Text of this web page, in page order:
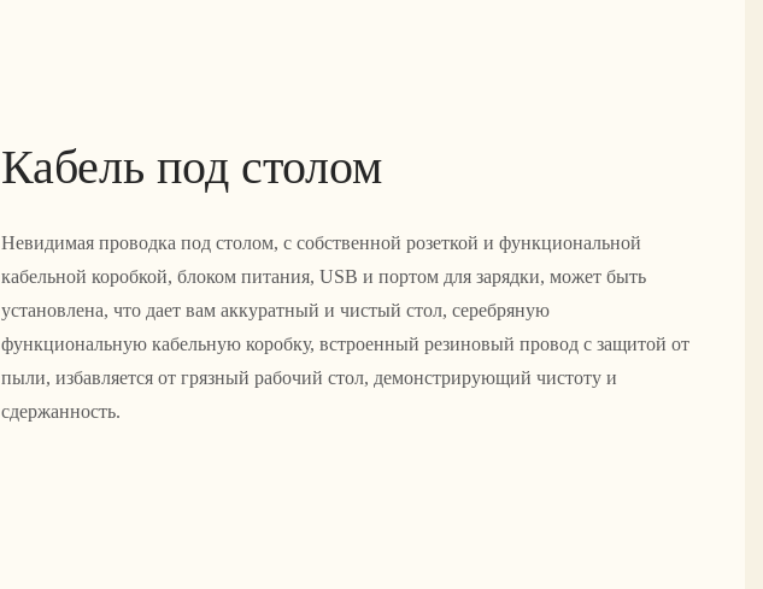
Кабель под столом
Невидимая проводка под столом, с собственной розеткой и функциональной
кабельной коробкой, блоком питания, USB и портом для зарядки, может быть
установлена, что дает вам аккуратный и чистый стол, серебряную
функциональную кабельную коробку, встроенный резиновый провод с защитой от
пыли, избавляется от грязный рабочий стол, демонстрирующий чистоту и
сдержанность.